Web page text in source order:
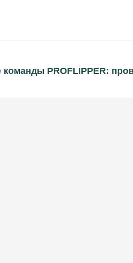
PROFLIPPER: